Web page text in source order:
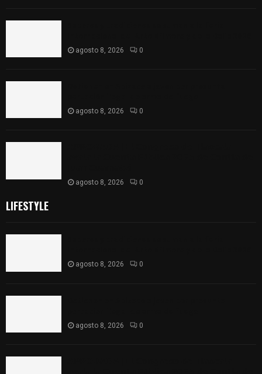
agosto 8, 2026 0
agosto 8, 2026 0
agosto 8, 2026 0
LIFESTYLE
agosto 8, 2026 0
agosto 8, 2026 0